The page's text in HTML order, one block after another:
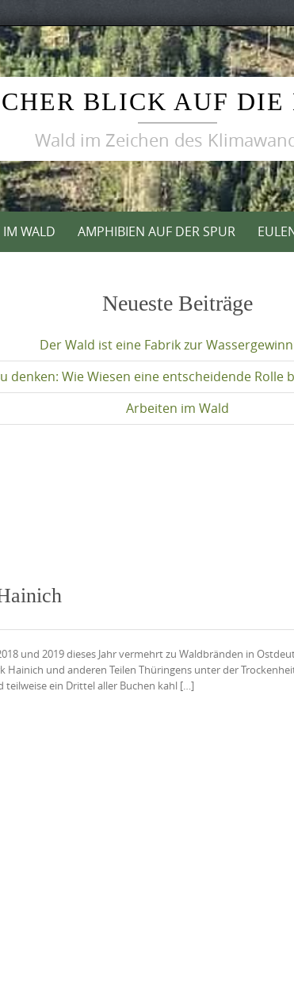
BLICK AUF
Wald im Zeichen des
IM WALD AMPHIBIEN AUF DER SPUR
Neueste Beiträge
Der Wald ist eine Fabrik zur
denken: Wie Wiesen eine entscheidende Rolle
Arbeiten im Wald
und 2019 dieses Jahr vermehrt zu Waldbränden in
und anderen Teilen Thüringens unter der
teilweise ein Drittel aller Buchen kahl […]